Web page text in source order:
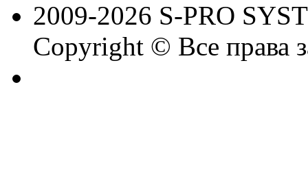
2009-2026 S-PRO
Copyright © Все права